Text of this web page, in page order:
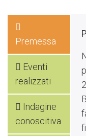
Premessa
Eventi
realizzati
Indagine
conoscitiva